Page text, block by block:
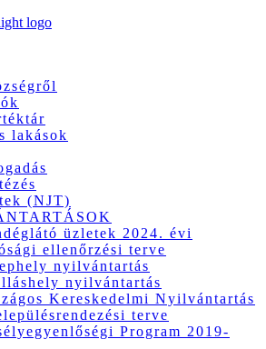
lakások
(NJT)
üzletek 2024. évi
ellenőrzési terve
nyilvántartás
nyilvántartás
Kereskedelmi Nyilvántartás
terve
Program 2019-